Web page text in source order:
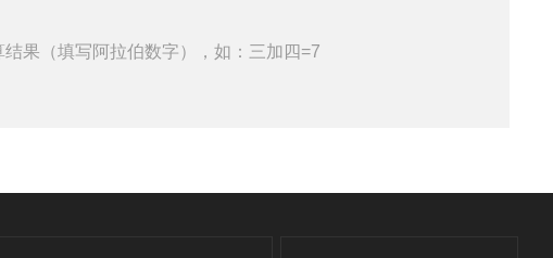
结果（填写阿拉伯数字），如：三加四=7